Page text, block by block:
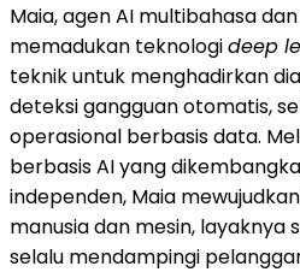
Maia, agen AI multibahasa
memadukan teknologideep
teknik untuk menghadirkan
deteksi gangguan otomatis,
operasional berbasis data.
berbasis AI yang
independen, Maia
manusia dan mesin, layaknya
selalu mendampingi